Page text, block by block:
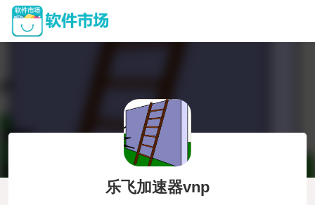
乐飞加速器vnp